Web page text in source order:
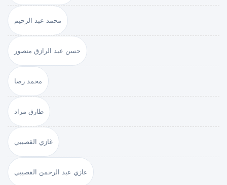
محمد عبد الرحيم
حسن عبد الرازق منصور
محمد رضا
طارق مراد
غازي القصيبي
غازي عبد الرحمن القصيبي